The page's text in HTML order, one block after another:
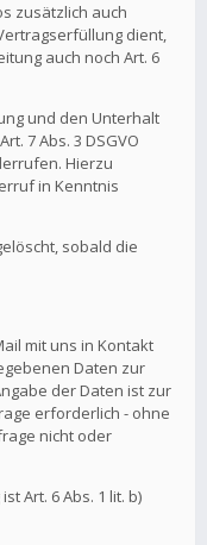
zusätzlich auch
dient,
auch noch Art. 6
und den Unterhalt
7 Abs. 3 DSGVO
Hierzu
in Kenntnis
sobald die
mit uns in Kontakt
Daten zur
der Daten ist zur
erforderlich - ohne
nicht oder
Art. 6 Abs. 1 lit. b)